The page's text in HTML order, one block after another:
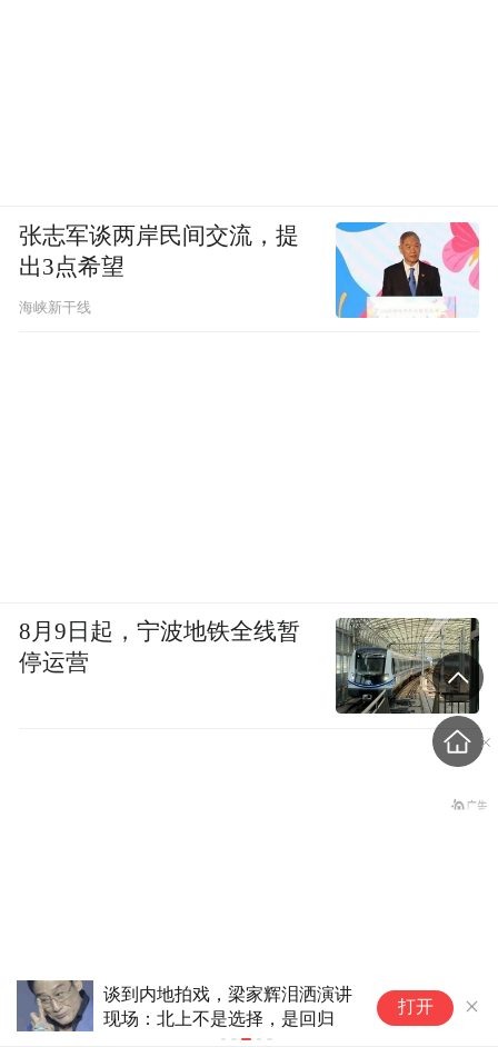
柯文哲电子脚镣换成手环，妻
子：羞辱性更强，恐导致皮肤溃
打开
张志军谈两岸民间交流，提
出3点希望
海峡新干线
8月9日起，宁波地铁全线暂
停运营
老挝国会主席赛宋蓬逝世